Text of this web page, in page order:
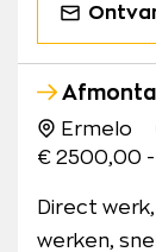
Ermelo
€ 2500,00
Direct
werken,